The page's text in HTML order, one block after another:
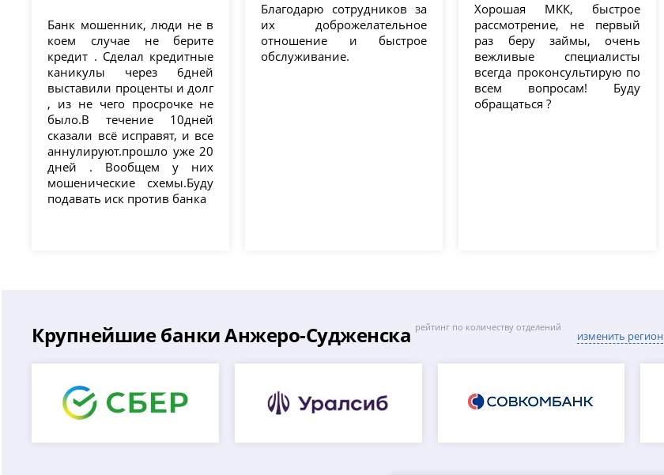
Банк мошенник, люди не в
коем случае не берите
кредит . Сделал кредитные
каникулы через 6дней
выставили проценты и долг
, из не чего просрочке не
было.В течение 10дней
сказали всё исправят, и все
аннулируют.прошло уже 20
дней . Вообщем у них
мошенические схемы.Буду
подавать иск против банка
Благодарю сотрудников за
их доброжелательное
отношение и быстрое
обслуживание.
Хорошая МКК, быстрое
рассмотрение, не первый
раз беру займы, очень
вежливые специалисты
всегда проконсультирую по
всем вопросам! Буду
обращаться ?
Крупнейшие банки Анжеро-Судженска рейтинг по количеству отделений
изменить регион